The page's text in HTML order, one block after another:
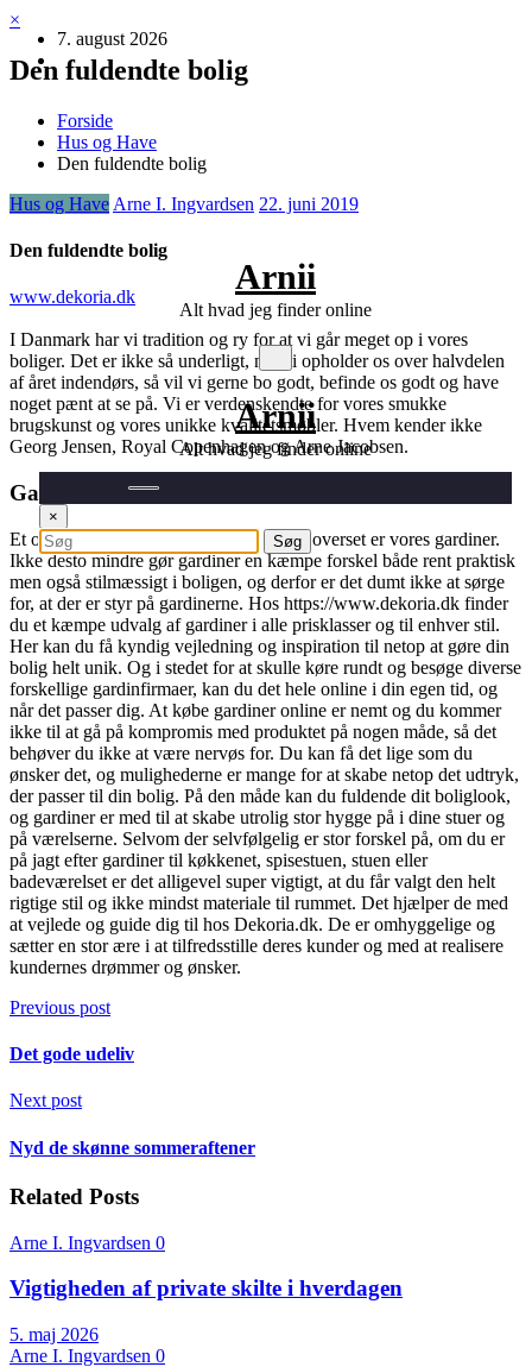
Videre
indhold
7. august 2026
Arnii
Alt hvad jeg finder online
Arnii
Alt hvad jeg finder online
×
×
Den fuldendte bolig
Forside
Hus og Have
Den fuldendte bolig
Hus og Have Arne I. Ingvardsen 22. juni 2019
Den fuldendte bolig
www.dekoria.dk
I Danmark har vi tradition og ry for at vi går meget op i vores
boliger. Det er ikke så underligt, når vi opholder os over halvdelen
af året indendørs, så vil vi gerne bo godt, befinde os godt og have
noget pænt at se på. Vi er verdenskendte for vores smukke
brugskunst og vores unikke kvalitetsmøbler. Hvem kender ikke
Georg Jensen, Royal Copenhagen og Arne Jacobsen.
Gardiner er ofte overset
Et område i vores boliger der ofte bliver overset er vores gardiner.
Ikke desto mindre gør gardiner en kæmpe forskel både rent praktisk
men også stilmæssigt i boligen, og derfor er det dumt ikke at sørge
for, at der er styr på gardinerne. Hos https://www.dekoria.dk finder
du et kæmpe udvalg af gardiner i alle prisklasser og til enhver stil.
Her kan du få kyndig vejledning og inspiration til netop at gøre din
bolig helt unik. Og i stedet for at skulle køre rundt og besøge diverse
forskellige gardinfirmaer, kan du det hele online i din egen tid, og
når det passer dig. At købe gardiner online er nemt og du kommer
ikke til at gå på kompromis med produktet på nogen måde, så det
behøver du ikke at være nervøs for. Du kan få det lige som du
ønsker det, og mulighederne er mange for at skabe netop det udtryk,
der passer til din bolig. På den måde kan du fuldende dit boliglook,
og gardiner er med til at skabe utrolig stor hygge på i dine stuer og
på værelserne. Selvom der selvfølgelig er stor forskel på, om du er
på jagt efter gardiner til køkkenet, spisestuen, stuen eller
badeværelset er det alligevel super vigtigt, at du får valgt den helt
rigtige stil og ikke mindst materiale til rummet. Det hjælper de med
at vejlede og guide dig til hos Dekoria.dk. De er omhyggelige og
sætter en stor ære i at tilfredsstille deres kunder og med at realisere
kundernes drømmer og ønsker.
Previous post
Det gode udeliv
Next post
Nyd de skønne sommeraftener
Related Posts
Arne I. Ingvardsen 0
Vigtigheden af private skilte i hverdagen
5. maj 2026
Arne I. Ingvardsen 0